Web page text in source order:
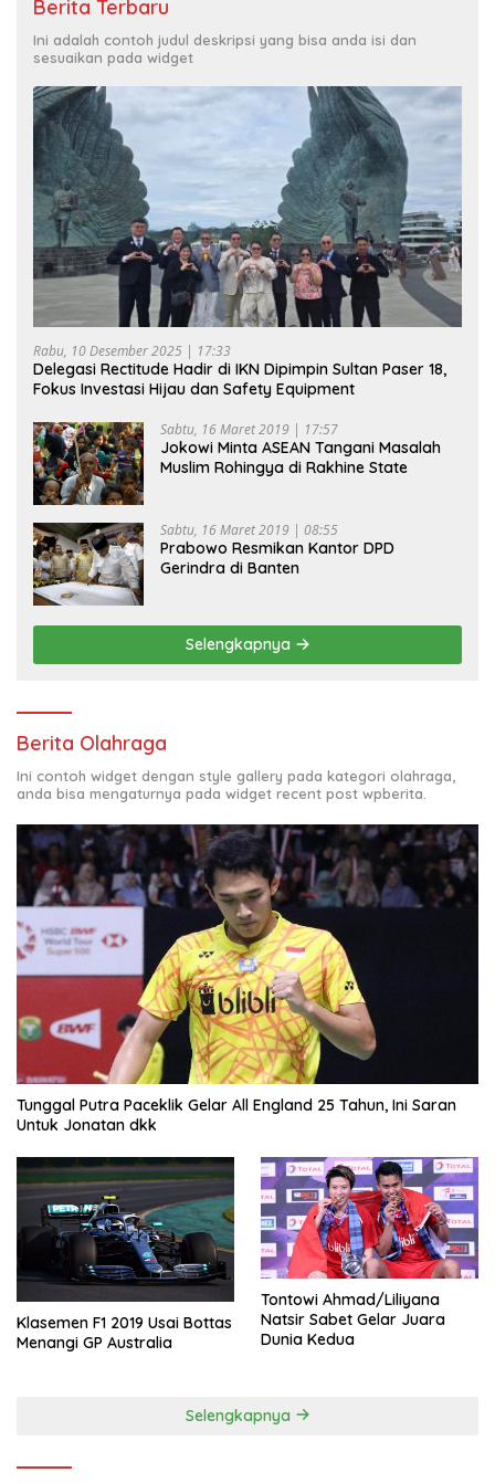
Berita Terbaru
Ini adalah contoh judul deskripsi yang bisa anda isi dan
sesuaikan pada widget
Rabu, 10 Desember 2025 | 17:33
Delegasi Rectitude Hadir di IKN Dipimpin Sultan Paser 18,
Fokus Investasi Hijau dan Safety Equipment
Sabtu, 16 Maret 2019 | 17:57
Jokowi Minta ASEAN Tangani Masalah
Muslim Rohingya di Rakhine State
Sabtu, 16 Maret 2019 | 08:55
Prabowo Resmikan Kantor DPD
Gerindra di Banten
Selengkapnya
Berita Olahraga
Ini contoh widget dengan style gallery pada kategori olahraga,
anda bisa mengaturnya pada widget recent post wpberita.
Tunggal Putra Paceklik Gelar All England 25 Tahun, Ini Saran
Untuk Jonatan dkk
Klasemen F1 2019 Usai Bottas
Menangi GP Australia
Tontowi Ahmad/Liliyana
Natsir Sabet Gelar Juara
Dunia Kedua
Selengkapnya